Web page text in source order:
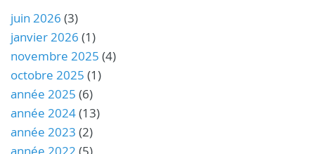
juin 2026 (3)
janvier 2026 (1)
novembre 2025 (4)
octobre 2025 (1)
année 2025 (6)
année 2024(13)
année 2023 (2)
année 2022 (5)